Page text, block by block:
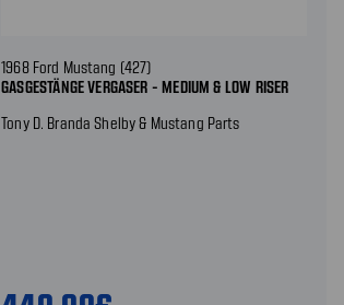
1968 Ford Mustang (427)
GASGESTÄNGE VERGASER - MEDIUM & LOW RISER
Tony D. Branda Shelby & Mustang Parts